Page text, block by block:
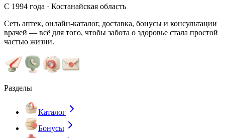
С 1994 года · Костанайская область
Сеть аптек, онлайн-каталог, доставка, бонусы и консультации
врачей — всё для того, чтобы забота о здоровье стала простой
частью жизни.
Разделы
Каталог
Бонусы